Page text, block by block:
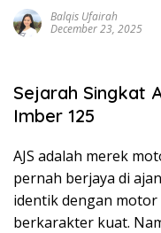
Balqis Ufairah
December 23, 2025
Sejarah Singkat
Imber 125
AJS adalah merek
pernah berjaya di
identik dengan
berkarakter kuat.